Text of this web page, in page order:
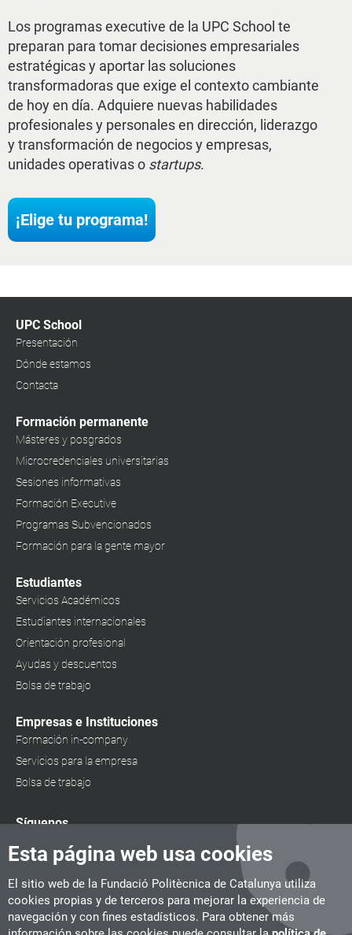
Esta página web usa cookies
El sitio web de la Fundació Politècnica de Catalunya utiliza
cookies propias y de terceros para mejorar la experiencia de
navegación y con fines estadísticos. Para obtener más
Los programas executive de la UPC School te
preparan para tomar decisiones empresariales
estratégicas y aportar las soluciones
transformadoras que exige el contexto cambiante
de hoy en día. Adquiere nuevas habilidades
profesionales y personales en dirección, liderazgo
y transformación de negocios y empresas,
unidades operativas o startups.
¡Elige tu programa!
UPC School
Presentación
Dónde estamos
Contacta
Formación permanente
Másteres y posgrados
Microcredenciales universitarias
Sesiones informativas
Formación Executive
Programas Subvencionados
Formación para la gente mayor
Estudiantes
Servicios Académicos
Estudiantes internacionales
Orientación profesional
Ayudas y descuentos
Bolsa de trabajo
Empresas e Instituciones
Formación in-company
Servicios para la empresa
Bolsa de trabajo
Síguenos